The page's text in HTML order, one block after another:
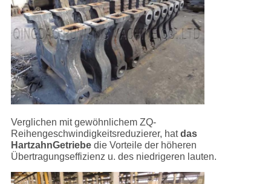
Verglichen mit gewöhnlichem ZQ-
Reihengeschwindigkeitsreduzierer, hatdas
HartzahnGetriebedie Vorteile der höheren
Übertragungseffizienz u. des niedrigeren lauten.